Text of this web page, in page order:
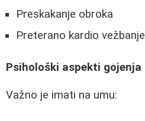
Preskakanje obroka
Preterano kardio vežbanje
Psihološki aspekti gojenja
Važno je imati na umu: